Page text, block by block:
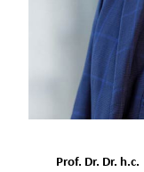
Prof. Dr. Dr. h.c.